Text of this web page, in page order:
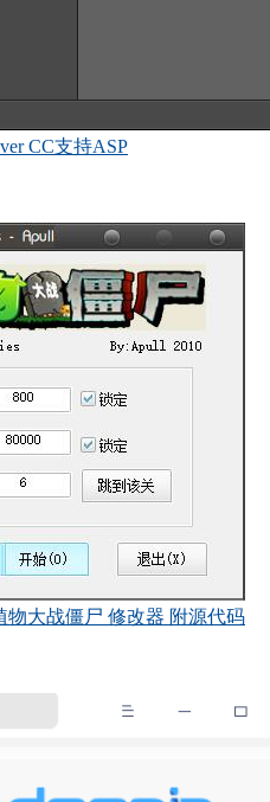
CC支持ASP
物大战僵尸 修改器 附源代码